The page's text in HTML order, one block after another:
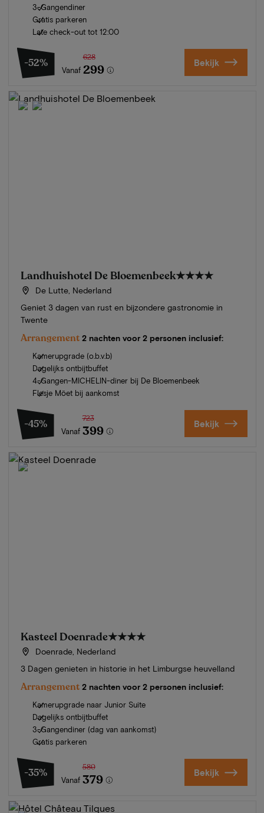
3-Gangendiner
Gratis parkeren
Late check-out tot 12:00
-52%
Vanaf
628
299 Bekijk
Landhuishotel De Bloemenbeek★★★★
De Lutte, Nederland
Geniet 3 dagen van rust en bijzondere gastronomie in
Twente
Arrangement 2 nachten voor 2 personen inclusief:
Kamerupgrade (o.b.v.b)
Dagelijks ontbijtbuffet
4-Gangen-MICHELIN-diner bij De Bloemenbeek
Flesje Möet bij aankomst
-45%
Vanaf
723
399 Bekijk
Kasteel Doenrade★★★★
Doenrade, Nederland
3 Dagen genieten in historie in het Limburgse heuvelland
Arrangement 2 nachten voor 2 personen inclusief:
Kamerupgrade naar Junior Suite
Dagelijks ontbijtbuffet
3-Gangendiner (dag van aankomst)
Gratis parkeren
-35%
Vanaf
580
379 Bekijk